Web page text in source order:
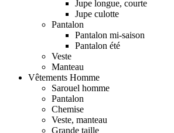
Jupe longue, courte
Jupe culotte
Pantalon
Pantalon mi-saison
Pantalon été
Veste
Manteau
Vêtements Homme
Sarouel homme
Pantalon
Chemise
Veste, manteau
Grande taille